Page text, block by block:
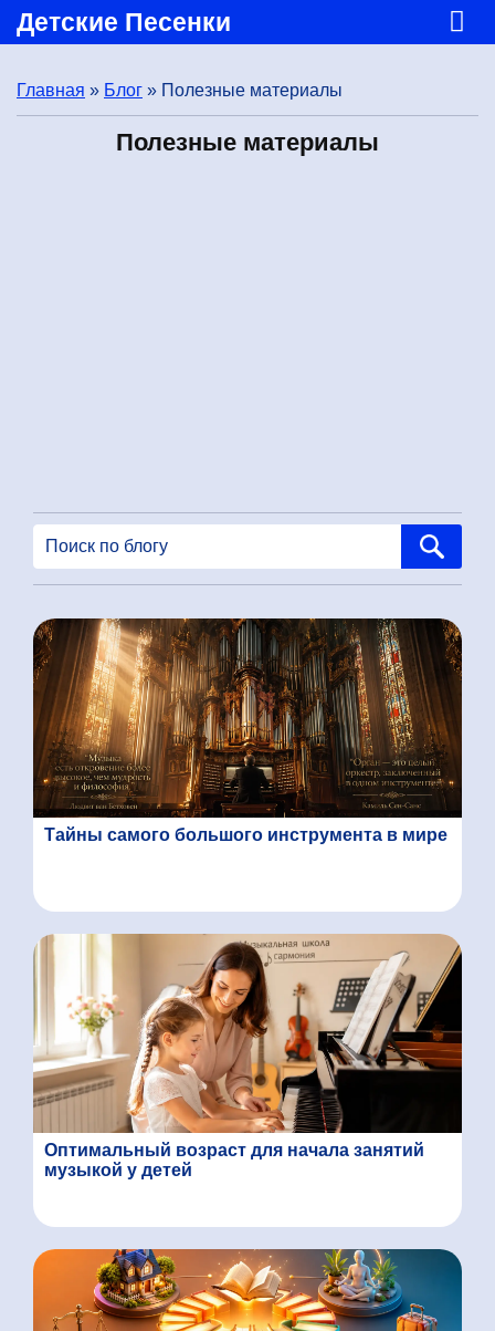
Детские Песенки
Главная » Блог » Полезные материалы
Полезные материалы
Тайны самого большого инструмента в мире
Оптимальный возраст для начала занятий
музыкой у детей